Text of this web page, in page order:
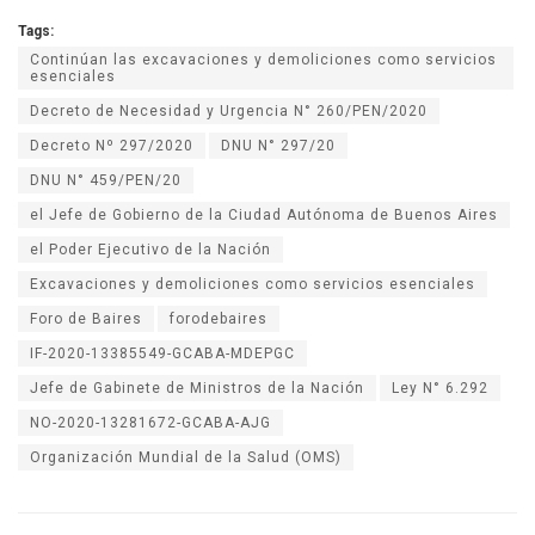
Tags:
Continúan las excavaciones y demoliciones como servicios
esenciales
Decreto de Necesidad y Urgencia N° 260/PEN/2020
Decreto Nº 297/2020 DNU N° 297/20
DNU N° 459/PEN/20
el Jefe de Gobierno de la Ciudad Autónoma de Buenos Aires
el Poder Ejecutivo de la Nación
Excavaciones y demoliciones como servicios esenciales
Foro de Baires forodebaires
IF-2020-13385549-GCABA-MDEPGC
Jefe de Gabinete de Ministros de la Nación Ley N° 6.292
NO-2020-13281672-GCABA-AJG
Organización Mundial de la Salud (OMS)